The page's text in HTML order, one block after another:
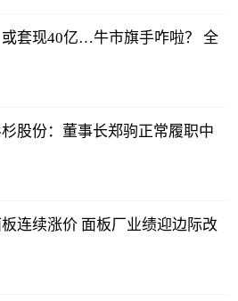
套现40亿…牛市旗手咋啦？ 全
股份：董事长郑驹正常履职中
连续涨价 面板厂业绩迎边际改